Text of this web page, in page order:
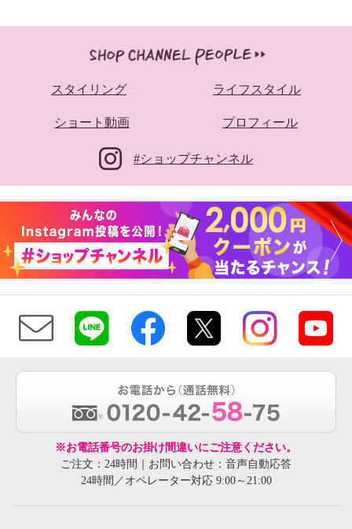
スタイリング ライフスタイル
ショート動画 プロフィール
#ショップチャンネル
※お電話番号のお掛け間違いにご注意ください。
ご注文：24時間｜お問い合わせ：音声自動応答
24時間／オペレーター対応 9:00～21:00